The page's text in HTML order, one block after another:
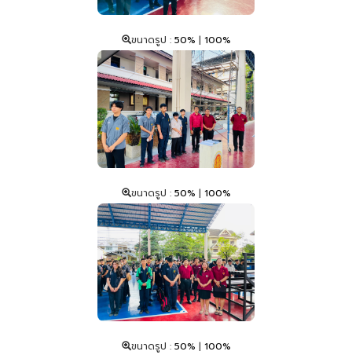
ขนาดรูป : 50% | 100%
ขนาดรูป : 50% | 100%
ขนาดรูป : 50% | 100%